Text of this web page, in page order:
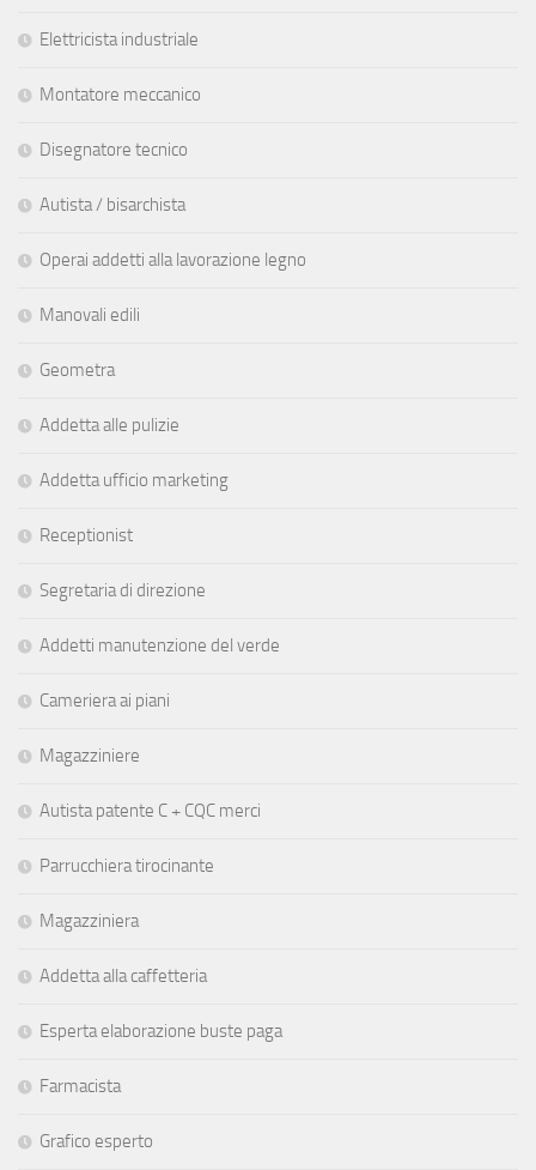
Elettricista industriale
Montatore meccanico
Disegnatore tecnico
Autista / bisarchista
Operai addetti alla lavorazione legno
Manovali edili
Geometra
Addetta alle pulizie
Addetta ufficio marketing
Receptionist
Segretaria di direzione
Addetti manutenzione del verde
Cameriera ai piani
Magazziniere
Autista patente C + CQC merci
Parrucchiera tirocinante
Magazziniera
Addetta alla caffetteria
Esperta elaborazione buste paga
Farmacista
Grafico esperto